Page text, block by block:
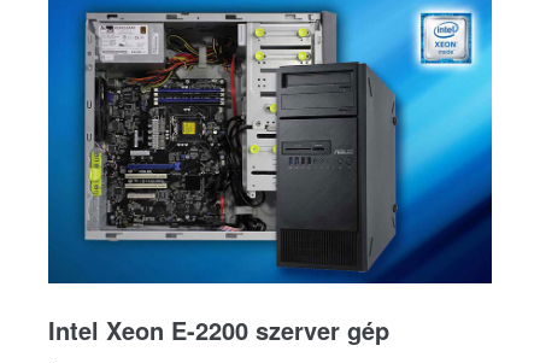
Intel Xeon E-2200 szerver gép